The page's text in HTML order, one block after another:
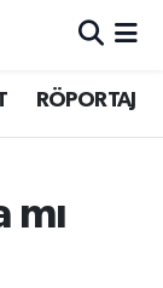
RÖPORTAJ
mı